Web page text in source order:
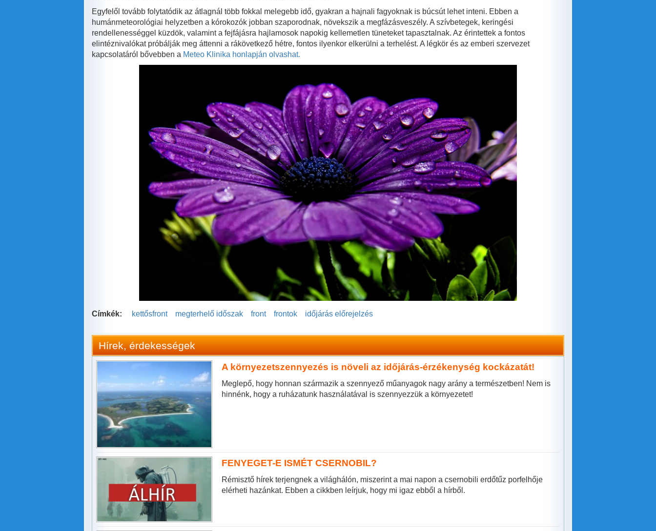
Egyfelől tovább folytatódik az átlagnál több fokkal melegebb idő, gyakran a hajnali fagyoknak is búcsút lehet inteni. Ebben a
humánmeteorológiai helyzetben a kórokozók jobban szaporodnak, növekszik a megfázásveszély. A szívbetegek, keringési
rendellenességgel küzdök, valamint a fejfájásra hajlamosok napokig kellemetlen tüneteket tapasztalnak. Az érintettek a fontos
elintéznivalókat próbálják meg áttenni a rákövetkező hétre, fontos ilyenkor elkerülni a terhelést. A légkör és az emberi szervezet
kapcsolatáról bővebben a Meteo Klinika honlapján olvashat.
Címkék: kettősfront megterhelő időszak front frontok időjárás előrejelzés
Hírek, érdekességek
A környezetszennyezés is növeli az időjárás-érzékenység kockázatát!
Meglepő, hogy honnan származik a szennyező műanyagok nagy arány a természetben! Nem is
hinnénk, hogy a ruházatunk használatával is szennyezzük a környezetet!
FENYEGET-E ISMÉT CSERNOBIL?
Rémisztő hírek terjengnek a világhálón, miszerint a mai napon a csernobili erdőtűz porfelhője
elérheti hazánkat. Ebben a cikkben leírjuk, hogy mi igaz ebből a hírből.